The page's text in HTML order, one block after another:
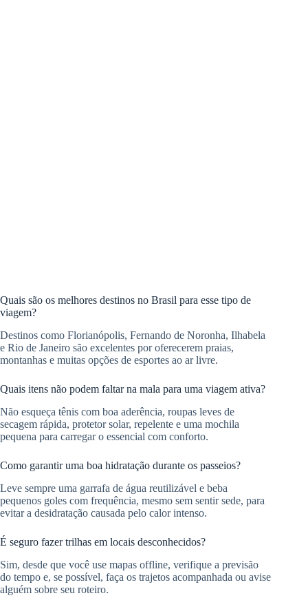
Quais são os melhores destinos no Brasil para esse tipo de
viagem?
Destinos como Florianópolis, Fernando de Noronha, Ilhabela
e Rio de Janeiro são excelentes por oferecerem praias,
montanhas e muitas opções de esportes ao ar livre.
Quais itens não podem faltar na mala para uma viagem ativa?
Não esqueça tênis com boa aderência, roupas leves de
secagem rápida, protetor solar, repelente e uma mochila
pequena para carregar o essencial com conforto.
Como garantir uma boa hidratação durante os passeios?
Leve sempre uma garrafa de água reutilizável e beba
pequenos goles com frequência, mesmo sem sentir sede, para
evitar a desidratação causada pelo calor intenso.
É seguro fazer trilhas em locais desconhecidos?
Sim, desde que você use mapas offline, verifique a previsão
do tempo e, se possível, faça os trajetos acompanhada ou avise
alguém sobre seu roteiro.